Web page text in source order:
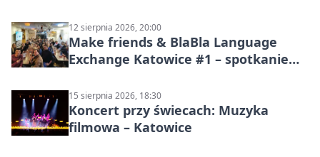
12 sierpnia 2026, 20:00
Make friends & BlaBla Language
Exchange Katowice #1 – spotkanie
15 sierpnia 2026, 18:30
Koncert przy świecach: Muzyka
filmowa – Katowice